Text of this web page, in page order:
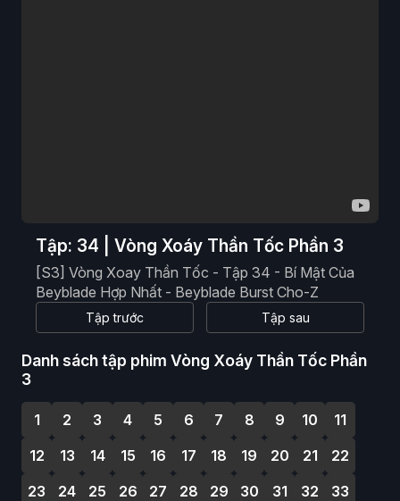
Tập: 34 | Vòng Xoáy Thần Tốc Phần 3
[S3] Vòng Xoay Thần Tốc - Tập 34 - Bí Mật Của
Beyblade Hợp Nhất - Beyblade Burst Cho-Z
Tập trước Tập sau
Danh sách tập phim Vòng Xoáy Thần Tốc Phần
3
1 2 3 4 5 6 7 8 9 10
11
12
13 14 15 16 17 18 19 20 21
22
23
24 25 26 27 28 29 30 31 32
33